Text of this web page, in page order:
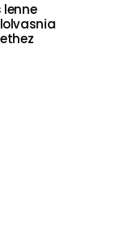
lenne